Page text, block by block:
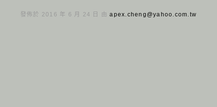
發佈於 2016 年 6 月 24 日 由apex.cheng@yahoo.com.tw